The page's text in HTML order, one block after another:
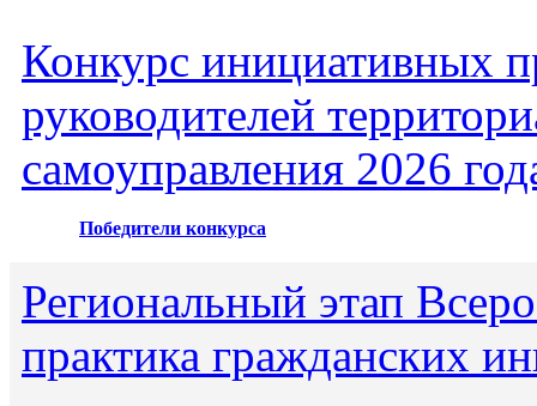
Конкурс инициативных
руководителей
самоуправления 2026
Победители конкурса
Региональный этап
практика гражданских